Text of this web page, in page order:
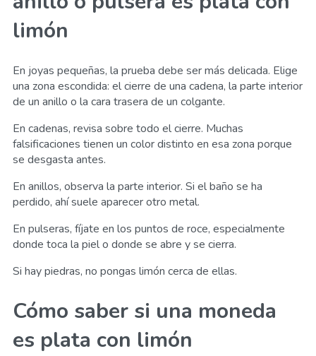
limón
En joyas pequeñas, la prueba debe ser más delicada. Elige
una zona escondida: el cierre de una cadena, la parte interior
de un anillo o la cara trasera de un colgante.
En cadenas, revisa sobre todo el cierre. Muchas
falsificaciones tienen un color distinto en esa zona porque
se desgasta antes.
En anillos, observa la parte interior. Si el baño se ha
perdido, ahí suele aparecer otro metal.
En pulseras, fíjate en los puntos de roce, especialmente
donde toca la piel o donde se abre y se cierra.
Si hay piedras, no pongas limón cerca de ellas.
Cómo saber si una moneda
es plata con limón